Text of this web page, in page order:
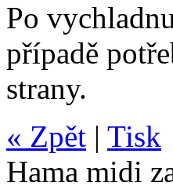
Po
případě
strany.
« Zpět | Tisk
Hama midi